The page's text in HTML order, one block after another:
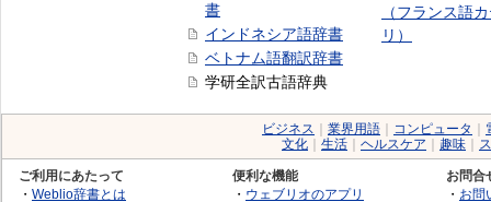
書
インドネシア語辞書
ベトナム語翻訳辞書
学研全訳古語辞典
（フランス語
リ）
ビジネス 業界用語 コンピュータ
文化
生活 ヘルスケア 趣味
ご利用にあたって
・ Weblio辞書とは
便利な機能
・ ウェブリオのアプリ
お問合
・ お問